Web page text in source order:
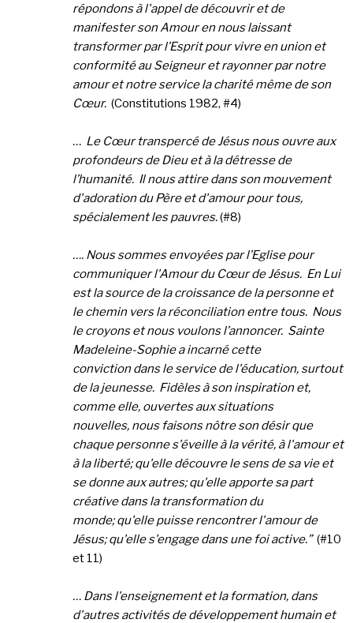
répondons à l'appelde découvrir et de
manifester son Amour en nous laissant
transformer par l’Esprit pour vivre en union et
conformité au Seigneur et rayonner par notre
amour et notre service la charité même de son
Cœur. (Constitutions 1982, #4)
… Le Cœur transpercé de Jésusnous ouvre aux
profondeurs de Dieu et à la détresse de
l’humanité. Il nous attire dans son mouvement
d'adoration du Pèreet d'amour pour tous,
spécialement les pauvres.(#8)
…. Nous sommes envoyées par l’Eglise pour
communiquer l'Amour du Cœur de Jésus. En Lui
est la source de la croissance de la personne et
le chemin vers la réconciliation entre tous. Nous
le croyons et nous voulons l’annoncer. Sainte
Madeleine-Sophie a incarné cette
convictiondans le service de l'éducation, surtout
de la jeunesse. Fidèles à son inspiration et,
comme elle, ouvertes aux situations
nouvelles, nous faisons nôtre son désir que
chaque personne s'éveille à la vérité, à l'amour et
à la liberté;qu'elle découvre le sens de sa vie et
se donne aux autres;qu'elle apporte sa part
créativedans la transformation du
monde;qu'elle puisse rencontrer l'amour de
Jésus;qu'elle s'engage dans une foi active.” (#10
et 11)
… Dans l'enseignement et la formation, dans
d'autres activités de développement humain et